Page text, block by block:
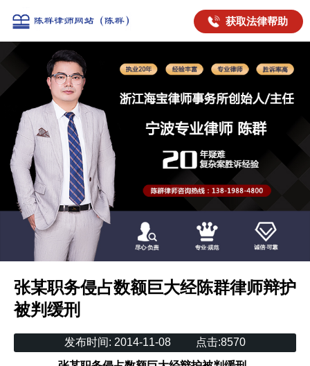
获取法律帮助
张某职务侵占数额巨大经陈群律师辩护
被判缓刑
发布时间: 2014-11-08 点击:8570